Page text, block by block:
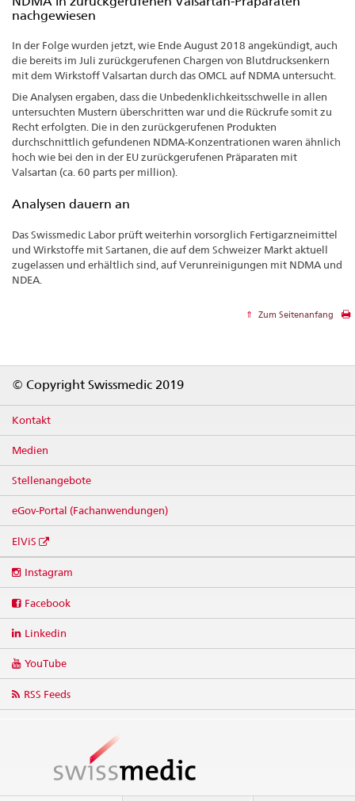
nachgewiesen
In der Folge wurden jetzt, wie Ende August 2018 angekündigt, auch
die bereits im Juli zurückgerufenen Chargen von Blutdrucksenkern
mit dem Wirkstoff Valsartan durch das OMCL auf NDMA untersucht.
Die Analysen ergaben, dass die Unbedenklichkeitsschwelle in allen
untersuchten Mustern überschritten war und die Rückrufe somit zu
Recht erfolgten. Die in den zurückgerufenen Produkten
durchschnittlich gefundenen NDMA-Konzentrationen waren ähnlich
hoch wie bei den in der EU zurückgerufenen Präparaten mit
Valsartan (ca. 60 parts per million).
Analysen dauern an
Das Swissmedic Labor prüft weiterhin vorsorglich Fertigarzneimittel
und Wirkstoffe mit Sartanen, die auf dem Schweizer Markt aktuell
zugelassen und erhältlich sind, auf Verunreinigungen mit NDMA und
NDEA.
Zum Seitenanfang
© Copyright Swissmedic 2019
Kontakt
Medien
Stellenangebote
eGov-Portal (Fachanwendungen)
ElViS
media
Instagram
Facebook
Linkedin
YouTube
RSS Feeds